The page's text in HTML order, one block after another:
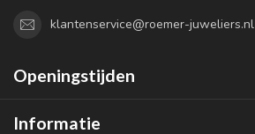
klantenservice@roemer-juweliers.nl
Openingstijden
Informatie